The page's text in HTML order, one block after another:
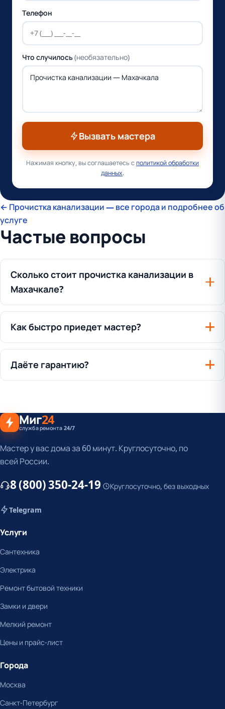
Телефон
Что случилось(необязательно)
Вызвать мастера
Нажимая кнопку, вы соглашаетесь сполитикой обработки
данных.
← Прочистка канализации — все города и подробнее об
услуге
Частые вопросы
Сколько стоит прочистка канализации в
Махачкале?
Как быстро приедет мастер?
Даёте гарантию?
Миг24
служба ремонта 24/7
Мастер у вас дома за 60 минут. Круглосуточно, по
всей России.
8 (800) 350-24-19 Круглосуточно, без выходных
Telegram
Услуги
Сантехника
Электрика
Ремонт бытовой техники
Замки и двери
Мелкий ремонт
Цены и прайс-лист
Города
Москва
Санкт-Петербург